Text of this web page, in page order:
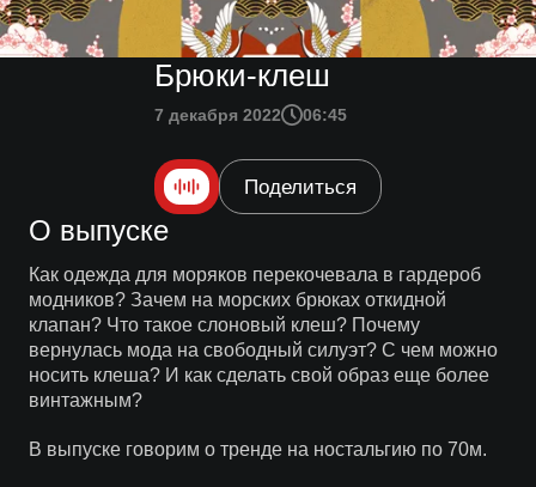
Брюки-клеш
7 декабря 2022 06:45
Поделиться
О выпуске
Как одежда для моряков перекочевала в гардероб
модников? Зачем на морских брюках откидной
клапан? Что такое слоновый клеш? Почему
вернулась мода на свободный силуэт? С чем можно
носить клеша? И как сделать свой образ еще более
винтажным?
В выпуске говорим о тренде на ностальгию по 70м.